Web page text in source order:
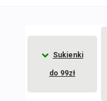
Sukienki
do 99zł